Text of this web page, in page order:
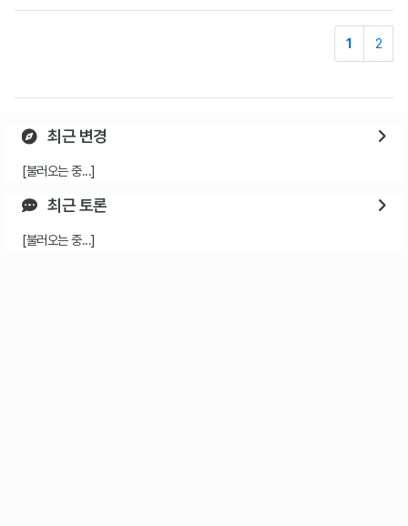
1 2
최근 변경
[불러오는 중...]
최근 토론
[불러오는 중...]